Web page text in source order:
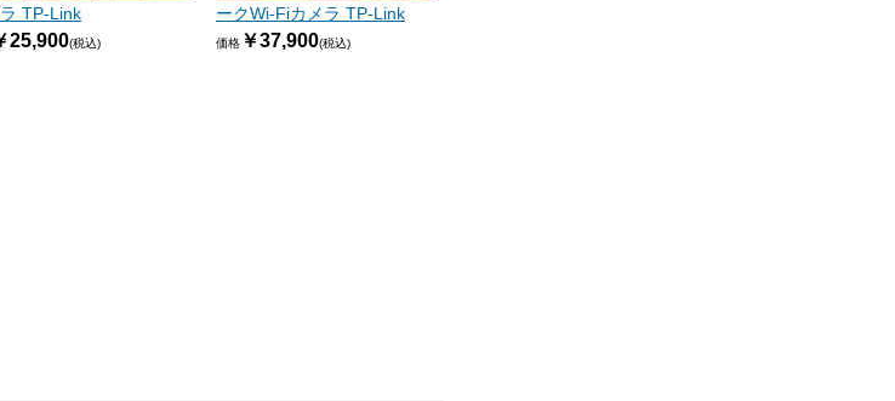
TP-Link
25,900(税込)
ークWi-Fiカメラ TP-Link
価格 ￥37,900(税込)